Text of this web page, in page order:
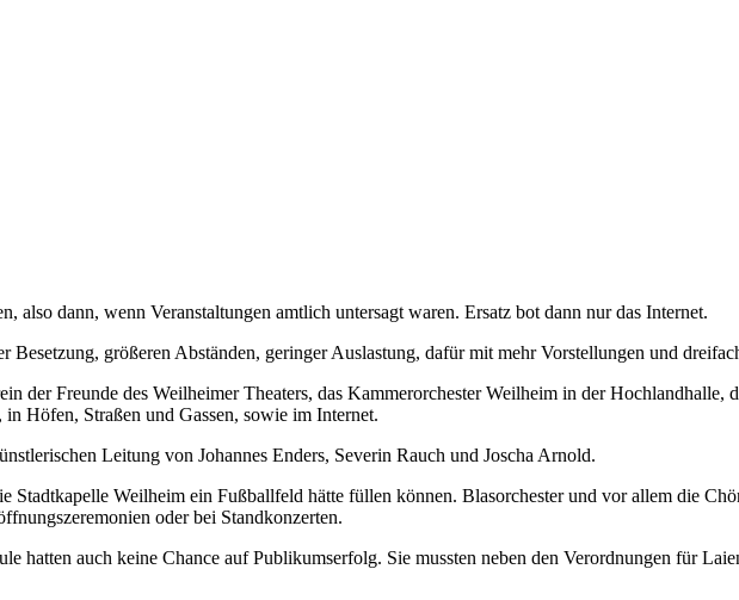
dann, wenn Veranstaltungen amtlich untersagt waren. Ersatz bot dann nur das Internet.
größeren Abständen, geringer Auslastung, dafür mit mehr Vorstellungen und
der Freunde des Weilheimer Theaters, das Kammerorchester Weilheim in der
Höfen, Straßen und Gassen, sowie im Internet.
Leitung von Johannes Enders, Severin Rauch und Joscha Arnold.
Stadtkapelle Weilheim ein Fußballfeld hätte füllen können. Blasorchester und vor allem die
oder bei Standkonzerten.
hatten auch keine Chance auf Publikumserfolg. Sie mussten neben den Verordnungen für